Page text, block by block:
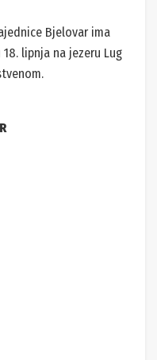
Bjelovar ima
lipnja na jezeru Lug